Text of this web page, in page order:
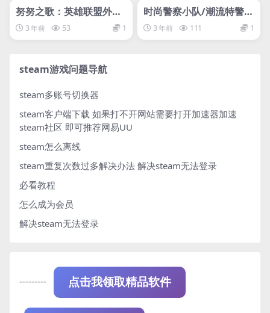
网盘下载游戏
努努之歌：英雄联盟外传/
Song of Nunu: A Leagu
e of Legends Story
3 年前 53 1
网盘下载游戏
时尚警察小队/潮流特警
队/Fashion Police Squa
d
3 年前 111 1
steam游戏问题导航
steam多账号切换器
steam客户端下载 如果打不开网站需要打开加速器加速
steam社区 即可推荐网易UU
steam怎么离线
steam重复次数过多解决办法 解决steam无法登录
必看教程
怎么成为会员
解决steam无法登录
--------- 点击我领取精品软件